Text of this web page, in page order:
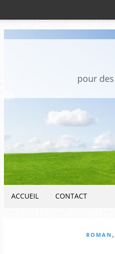
pour des
ACCUEIL CONTACT
ROMAN ,